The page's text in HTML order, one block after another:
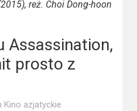
reż. Choi Dong-hoon
Assassination,
prosto z
Kino azjatyckie